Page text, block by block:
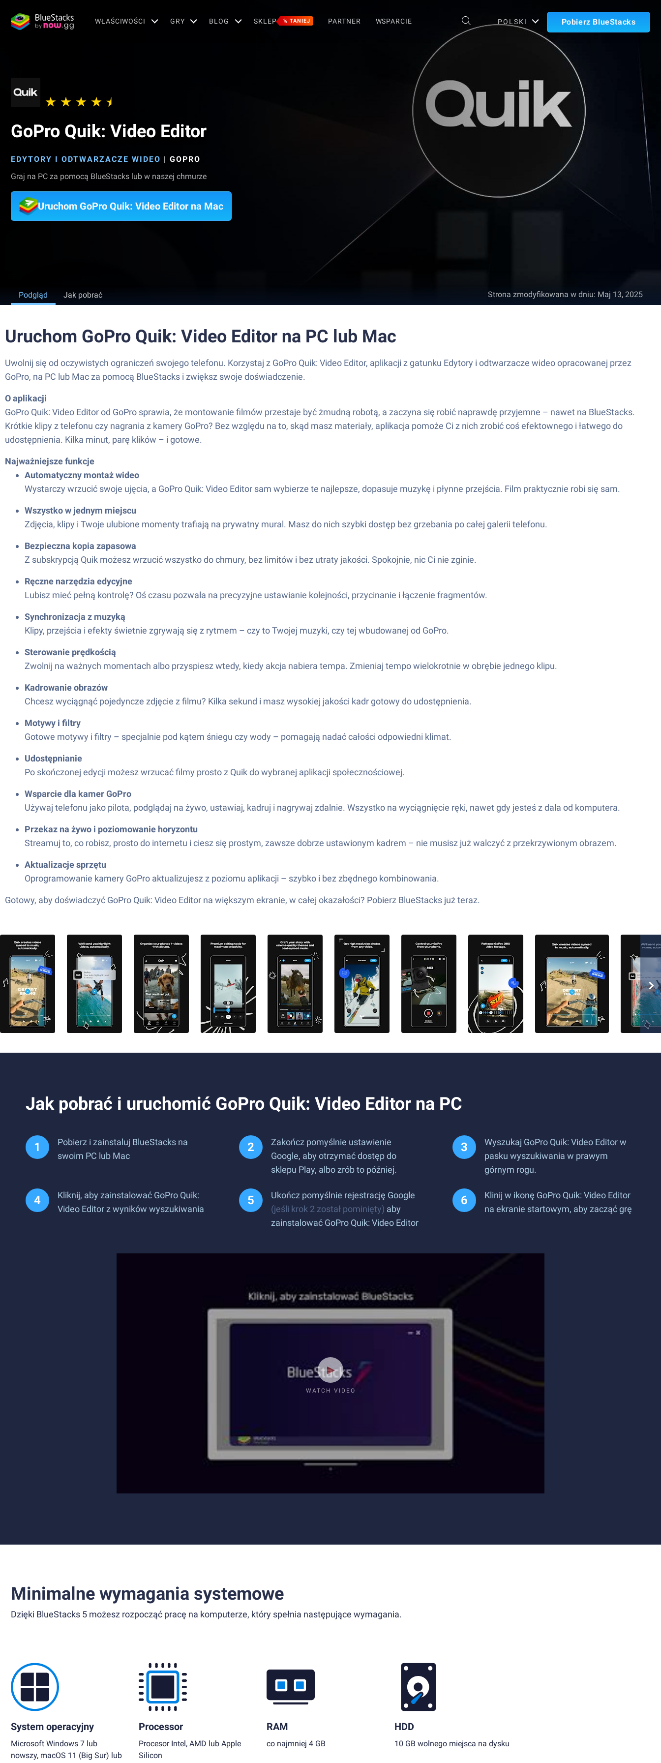
WŁAŚCIWOŚCI GRY BLOG SKLEP % TANIEJ PARTNER WSPARCIE POLSKI Pobierz BlueStacks
GoPro Quik: Video Editor
EDYTORY I ODTWARZACZE WIDEO | GOPRO
Graj na PC za pomocą BlueStacks lub w naszej chmurze
Uruchom GoPro Quik: Video Editor na Mac
Podgląd Jak pobrać Strona zmodyfikowana w dniu: Maj 13, 2025
Uruchom GoPro Quik: Video Editor na PC lub Mac
Uwolnij się od oczywistych ograniczeń swojego telefonu. Korzystaj z GoPro Quik: Video Editor, aplikacji z gatunku Edytory i odtwarzacze wideo opracowanej przez
GoPro, na PC lub Mac za pomocą BlueStacks i zwiększ swoje doświadczenie.
O aplikacji
GoPro Quik: Video Editor od GoPro sprawia, że montowanie filmów przestaje być żmudną robotą, a zaczyna się robić naprawdę przyjemne – nawet na BlueStacks.
Krótkie klipy z telefonu czy nagrania z kamery GoPro? Bez względu na to, skąd masz materiały, aplikacja pomoże Ci z nich zrobić coś efektownego i łatwego do
udostępnienia. Kilka minut, parę klików – i gotowe.
Najważniejsze funkcje
Automatyczny montaż wideo
Wystarczy wrzucić swoje ujęcia, a GoPro Quik: Video Editor sam wybierze te najlepsze, dopasuje muzykę i płynne przejścia. Film praktycznie robi się sam.
Wszystko w jednym miejscu
Zdjęcia, klipy i Twoje ulubione momenty trafiają na prywatny mural. Masz do nich szybki dostęp bez grzebania po całej galerii telefonu.
Bezpieczna kopia zapasowa
Z subskrypcją Quik możesz wrzucić wszystko do chmury, bez limitów i bez utraty jakości. Spokojnie, nic Ci nie zginie.
Ręczne narzędzia edycyjne
Lubisz mieć pełną kontrolę? Oś czasu pozwala na precyzyjne ustawianie kolejności, przycinanie i łączenie fragmentów.
Synchronizacja z muzyką
Klipy, przejścia i efekty świetnie zgrywają się z rytmem – czy to Twojej muzyki, czy tej wbudowanej od GoPro.
Sterowanie prędkością
Zwolnij na ważnych momentach albo przyspiesz wtedy, kiedy akcja nabiera tempa. Zmieniaj tempo wielokrotnie w obrębie jednego klipu.
Kadrowanie obrazów
Chcesz wyciągnąć pojedyncze zdjęcie z filmu? Kilka sekund i masz wysokiej jakości kadr gotowy do udostępnienia.
Motywy i filtry
Gotowe motywy i filtry – specjalnie pod kątem śniegu czy wody – pomagają nadać całości odpowiedni klimat.
Udostępnianie
Po skończonej edycji możesz wrzucać filmy prosto z Quik do wybranej aplikacji społecznościowej.
Wsparcie dla kamer GoPro
Używaj telefonu jako pilota, podglądaj na żywo, ustawiaj, kadruj i nagrywaj zdalnie. Wszystko na wyciągnięcie ręki, nawet gdy jesteś z dala od komputera.
Przekaz na żywo i poziomowanie horyzontu
Streamuj to, co robisz, prosto do internetu i ciesz się prostym, zawsze dobrze ustawionym kadrem – nie musisz już walczyć z przekrzywionym obrazem.
Aktualizacje sprzętu
Oprogramowanie kamery GoPro aktualizujesz z poziomu aplikacji – szybko i bez zbędnego kombinowania.
Gotowy, aby doświadczyć GoPro Quik: Video Editor na większym ekranie, w całej okazałości? Pobierz BlueStacks już teraz.
Jak pobrać i uruchomić GoPro Quik: Video Editor na PC
Pobierz i zainstaluj BlueStacks na
swoim PC lub Mac
Zakończ pomyślnie ustawienie
Google, aby otrzymać dostęp do
sklepu Play, albo zrób to później.
Wyszukaj GoPro Quik: Video Editor w
pasku wyszukiwania w prawym
górnym rogu.
Kliknij, aby zainstalować GoPro Quik:
Video Editor z wyników wyszukiwania
Ukończ pomyślnie rejestrację Google
(jeśli krok 2 został pominięty) aby
zainstalować GoPro Quik: Video Editor
Klinij w ikonę GoPro Quik: Video Editor
na ekranie startowym, aby zacząć grę
WATCH VIDEO
Minimalne wymagania systemowe
Dzięki BlueStacks 5 możesz rozpocząć pracę na komputerze, który spełnia następujące wymagania.
System operacyjny
Microsoft Windows 7 lub
nowszy, macOS 11 (Big Sur) lub
Processor
Procesor Intel, AMD lub Apple
Silicon
RAM
co najmniej 4 GB
HDD
10 GB wolnego miejsca na dysku